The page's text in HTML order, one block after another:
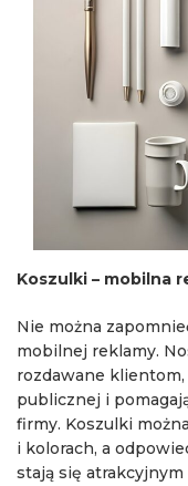
Koszulki – mobilna
Nie można
mobilnej reklamy.
rozdawane
publicznej i
firmy. Koszulki
i kolorach, a
stają się